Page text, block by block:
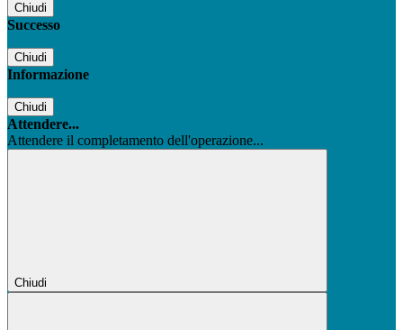
Chiudi
Successo
Chiudi
Informazione
Chiudi
Attendere...
Attendere il completamento dell'operazione...
Chiudi